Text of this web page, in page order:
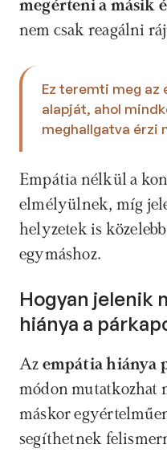
nem csak reagálni
Ez teremti meg az
alapját, ahol
meghallgatva érzi
Empátia nélkül a
elmélyülnek, míg
helyzetek is
egymáshoz.
Hogyan jelenik
hiánya a
Az empátia hiánya
módon mutatkozhat
máskor
segíthetnek